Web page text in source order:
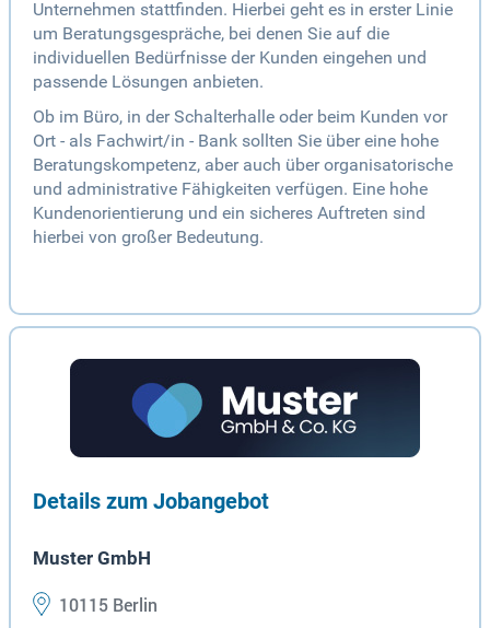
Unternehmen stattfinden. Hierbei geht es in erster Linie
um Beratungsgespräche, bei denen Sie auf die
individuellen Bedürfnisse der Kunden eingehen und
passende Lösungen anbieten.
Ob im Büro, in der Schalterhalle oder beim Kunden vor
Ort - als Fachwirt/in - Bank sollten Sie über eine hohe
Beratungskompetenz, aber auch über organisatorische
und administrative Fähigkeiten verfügen. Eine hohe
Kundenorientierung und ein sicheres Auftreten sind
hierbei von großer Bedeutung.
Details zum Jobangebot
Muster GmbH
10115 Berlin